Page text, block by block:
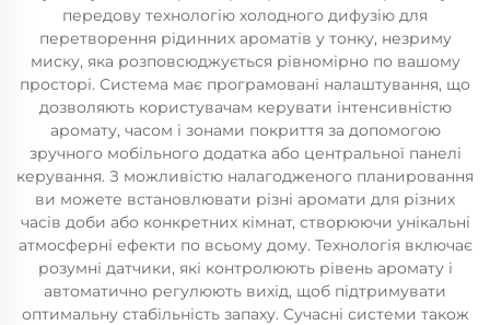
передову технологію холодного дифузію для
перетворення рідинних ароматів у тонку, незриму
миску, яка розповсюджується рівномірно по вашому
просторі. Система має програмовані налаштування, що
дозволяють користувачам керувати інтенсивністю
аромату, часом і зонами покриття за допомогою
зручного мобільного додатка або центральної панелі
керування. З можливістю налагодженого планировання
ви можете встановлювати різні аромати для різних
часів доби або конкретних кімнат, створюючи унікальні
атмосферні ефекти по всьому дому. Технологія включає
розумні датчики, які контролюють рівень аромату і
автоматично регулюють вихід, щоб підтримувати
оптимальну стабільність запаху. Сучасні системи також